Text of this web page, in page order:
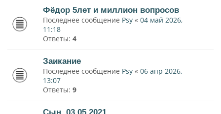
Фёдор 5лет и миллион вопросов
Последнее сообщение Psy « 04 май 2026,
11:18
Ответы: 4
Заикание
Последнее сообщение Psy « 06 апр 2026,
13:07
Ответы: 9
Сын, 03.05.2021